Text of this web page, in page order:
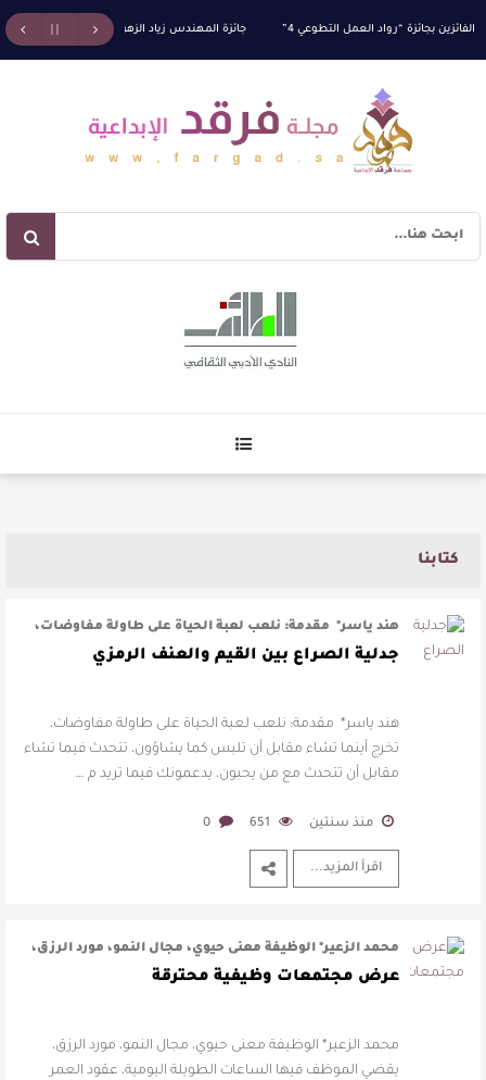
بجائزة “رواد العمل التطوعي 4” جائزة المهندس زياد الزهراني للتفوق العلمي تكرّم
آليات البناء الاستهلالي في رواية : ( على كف رتويت ) للدكتورة زينب الخضيري
كتابنا
هند ياسر* مقدمة: نلعب لعبة الحياة على طاولة مفاوضات،
تخرج أينما تشاء مقابل أن ت …
جدلية الصراع بين القيم والعنف الرمزي
هند ياسر* مقدمة: نلعب لعبة الحياة على طاولة مفاوضات،
تخرج أينما تشاء مقابل أن تلبس كما يشاؤون، تتحدث فيما تشاء
مقابل أن تتحدث مع من يحبون، يدعمونك فيما تريد م …
منذ سنتين 651
0
اقرأ المزيد...
محمد الزعير* الوظيفة معنى حيوي، مجال النمو، مورد الرزق،
يقضي الموظف فيها الساعات …
عرض مجتمعات وظيفية محترقة
محمد الزعير* الوظيفة معنى حيوي، مجال النمو، مورد الرزق،
يقضي الموظف فيها الساعات الطويلة اليومية، عقود العمر